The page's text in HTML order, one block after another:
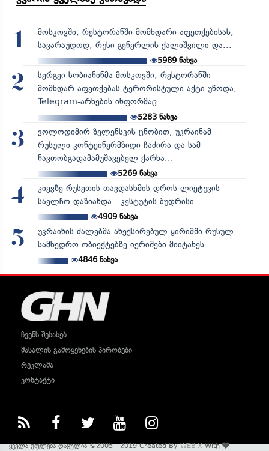
1
მოსკოვში, რესტორანში მომხდარი აფეთქებისას,
სავარაუდოდ, რუსი გენერლის ქალიშვილი და...
5989 ნახვა
2
სერგეი სობიანინმა მოსკოვში, რესტორანში
მომხდარ აფეთქებას ტერორისტული აქტი უწოდა,
Telegram-არხების ინფორმაც...
5283ნახვა
3
ვოლოდიმირ ზელენსკის ცნობით, უკრაინამ
რუსული კონტეინერმზიდი ჩაძირა და სამ
ნავთობგადამამუშავებელ ქარხა...
5269ნახვა
4
კიევზე რუსეთის თავდასხმის დროს ლიეტუვის
საელჩო დაზიანდა - კესტუტის ბუდრისი
4909ნახვა
5
უკრაინის ძალებმა ანექსირებულ ყირიმში რუსულ
სამხედრო ობიექტებზე იერიშები მიიტანეს...
4846ნახვა
ჩვენს შესახებ
მასალის გამოყენების პირობები
რეკლამა
კონტაქტი
ყველა უფლება დაცულია ©2005 - 2019 Created ByWEB-XWith